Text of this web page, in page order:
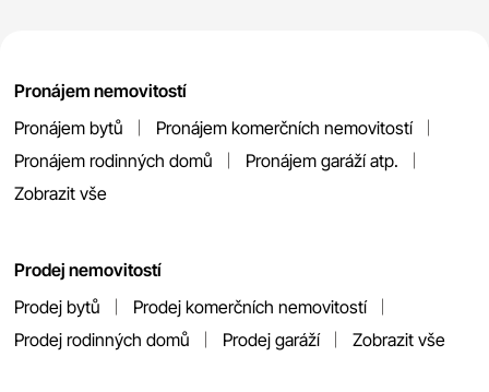
Pronájem nemovitostí
Pronájem bytů
Pronájem komerčních nemovitostí
Pronájem rodinných domů
Pronájem garáží atp.
Zobrazit vše
Prodej nemovitostí
Prodej bytů
Prodej komerčních nemovitostí
Prodej rodinných domů
Prodej garáží Zobrazit vše